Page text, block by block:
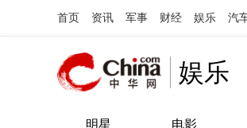
首页 资讯 军事 财经 娱乐 汽
娱乐
明星 电影